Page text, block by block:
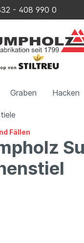
- 408 990 0
Graben Hacken
Fällen